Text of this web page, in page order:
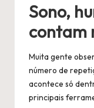
Sono,
contam
Muita gente
número de
acontece só
principais